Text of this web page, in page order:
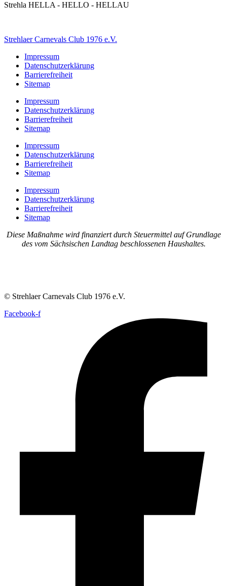
Strehla HELLA - HELLO - HELLAU
Strehlaer Carnevals Club 1976 e.V.
Impressum
Datenschutzerklärung
Barrierefreiheit
Sitemap
Impressum
Datenschutzerklärung
Barrierefreiheit
Sitemap
Impressum
Datenschutzerklärung
Barrierefreiheit
Sitemap
Impressum
Datenschutzerklärung
Barrierefreiheit
Sitemap
Diese Maßnahme wird finanziert durch Steuermittel auf Grundlage
des vom Sächsischen Landtag beschlossenen Haushaltes.
© Strehlaer Carnevals Club 1976 e.V.
Facebook-f